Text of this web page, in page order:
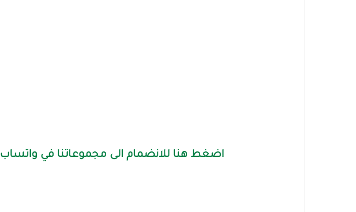
اضغط هنا للانضمام الى مجموعاتنا في واتساب